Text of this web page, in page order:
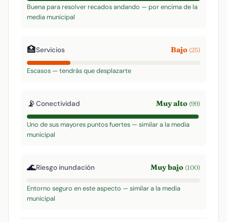
Buena para resolver recados andando — por encima de la
media municipal
🏥Servicios Bajo (25)
Escasos — tendrás que desplazarte
📡Conectividad Muy alto (99)
Uno de sus mayores puntos fuertes — similar a la media
municipal
🌊Riesgo inundación Muy bajo (100)
Entorno seguro en este aspecto — similar a la media
municipal